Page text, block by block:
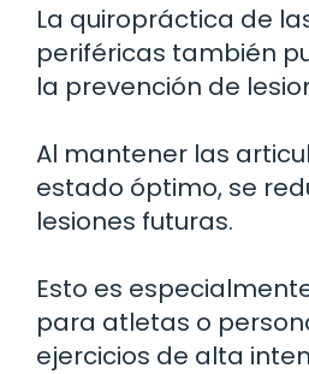
La quiropráctica de
periféricas también
la prevención de
Al mantener las
estado óptimo, se
lesiones futuras.
Esto es
para atletas o
ejercicios de alta